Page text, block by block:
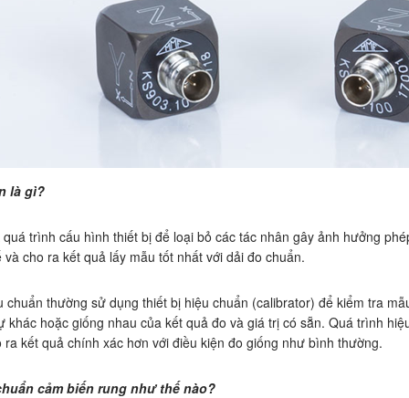
là gì?
quá trình cấu hình thiết bị để loại bỏ các tác nhân gây ảnh hưởng
và cho ra kết quả lấy mẫu tốt nhất với dải đo chuẩn.
chuẩn thường sử dụng thiết bị hiệu chuẩn (calibrator) để kiểm tra
khác hoặc giống nhau của kết quả đo và giá trị có sẵn. Quá trình
ra kết quả chính xác hơn với điều kiện đo giống như bình thường.
cảm biến rung như thế nào?